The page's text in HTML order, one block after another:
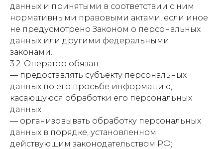
данных и принятыми в соответствии с ним
нормативными правовыми актами, если иное
не предусмотрено Законом о персональных
данных или другими федеральными
законами.
3.2. Оператор обязан:
— предоставлять субъекту персональных
данных по его просьбе информацию,
касающуюся обработки его персональных
данных;
— организовывать обработку персональных
данных в порядке, установленном
действующим законодательством РФ;